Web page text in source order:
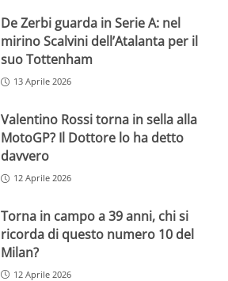
De Zerbi guarda in Serie A: nel
mirino Scalvini dell’Atalanta per il
suo Tottenham
13 Aprile 2026
Valentino Rossi torna in sella alla
MotoGP? Il Dottore lo ha detto
davvero
12 Aprile 2026
Torna in campo a 39 anni, chi si
ricorda di questo numero 10 del
Milan?
12 Aprile 2026